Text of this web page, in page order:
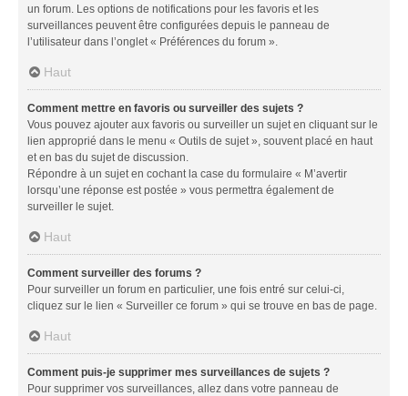
un forum. Les options de notifications pour les favoris et les
surveillances peuvent être configurées depuis le panneau de
l’utilisateur dans l’onglet « Préférences du forum ».
Haut
Comment mettre en favoris ou surveiller des sujets ?
Vous pouvez ajouter aux favoris ou surveiller un sujet en cliquant sur le
lien approprié dans le menu « Outils de sujet », souvent placé en haut
et en bas du sujet de discussion.
Répondre à un sujet en cochant la case du formulaire « M’avertir
lorsqu’une réponse est postée » vous permettra également de
surveiller le sujet.
Haut
Comment surveiller des forums ?
Pour surveiller un forum en particulier, une fois entré sur celui-ci,
cliquez sur le lien « Surveiller ce forum » qui se trouve en bas de page.
Haut
Comment puis-je supprimer mes surveillances de sujets ?
Pour supprimer vos surveillances, allez dans votre panneau de